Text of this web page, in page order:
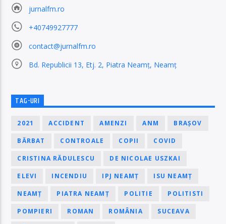
jurnalfm.ro
+40749927777
contact@jurnalfm.ro
Bd. Republicii 13, Etj. 2, Piatra Neamț, Neamț
TAG-URI
2021 ACCIDENT AMENZI ANM BRAȘOV
BĂRBAT CONTROALE COPII COVID
CRISTINA RĂDULESCU DE NICOLAE USZKAI
ELEVI INCENDIU IPJ NEAMȚ ISU NEAMȚ
NEAMȚ PIATRA NEAMȚ POLITIE POLITISTI
POMPIERI ROMAN ROMÂNIA SUCEAVA